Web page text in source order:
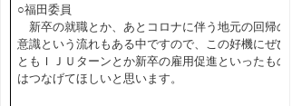
○福田委員
新卒の就職とか、あとコロナに伴う地元の回帰の
意識という流れもある中ですので、この好機にぜひ
ともＩＪＵターンとか新卒の雇用促進といったもの
はつなげてほしいと思います。